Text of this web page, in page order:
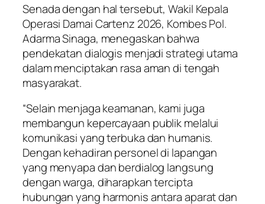
Senada dengan hal tersebut, Wakil Kepala
Operasi Damai Cartenz 2026, Kombes Pol.
Adarma Sinaga, menegaskan bahwa
pendekatan dialogis menjadi strategi utama
dalam menciptakan rasa aman di tengah
masyarakat.
“Selain menjaga keamanan, kami juga
membangun kepercayaan publik melalui
komunikasi yang terbuka dan humanis.
Dengan kehadiran personel di lapangan
yang menyapa dan berdialog langsung
dengan warga, diharapkan tercipta
hubungan yang harmonis antara aparat dan